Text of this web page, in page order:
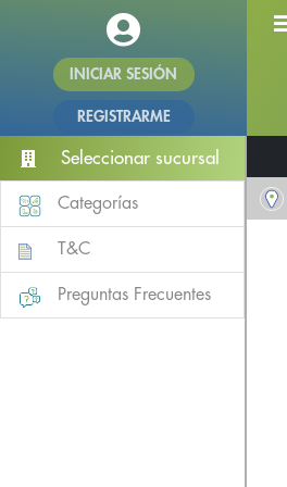
INICIAR SESIÓN
REGISTRARME
Seleccionar sucursal
Categorías
T&C
Preguntas Frecuentes